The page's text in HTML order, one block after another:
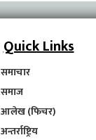
Quick Links
समाचार
समाज
आलेख (फिचर)
अन्तर्राष्ट्रिय